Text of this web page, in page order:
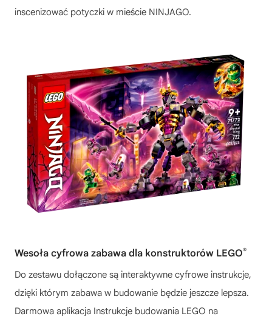
inscenizować potyczki w mieście NINJAGO.
Wesoła cyfrowa zabawa dla konstruktorów LEGO®
Do zestawu dołączone są interaktywne cyfrowe instrukcje,
dzięki którym zabawa w budowanie będzie jeszcze lepsza.
Darmowa aplikacja Instrukcje budowania LEGO na